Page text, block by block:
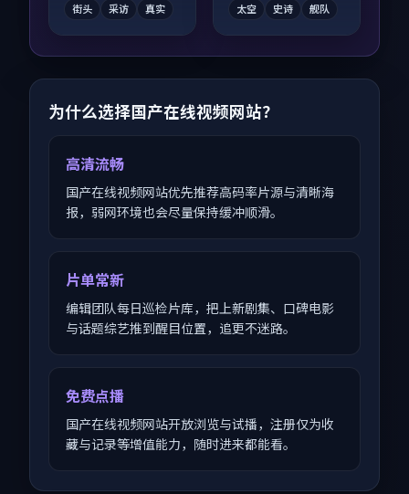
街头 采访 真实 太空 史诗 舰队
为什么选择国产在线视频网站？
高清流畅
国产在线视频网站优先推荐高码率片源与清晰海
报，弱网环境也会尽量保持缓冲顺滑。
片单常新
编辑团队每日巡检片库，把上新剧集、口碑电影
与话题综艺推到醒目位置，追更不迷路。
免费点播
国产在线视频网站开放浏览与试播，注册仅为收
藏与记录等增值能力，随时进来都能看。